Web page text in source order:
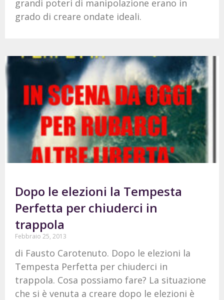
grandi poteri di manipolazione erano in
grado di creare ondate ideali.
Dopo le elezioni la Tempesta
Perfetta per chiuderci in
trappola
Febbraio 25, 2013
di Fausto Carotenuto. Dopo le elezioni la
Tempesta Perfetta per chiuderci in
trappola. Cosa possiamo fare? La situazione
che si è venuta a creare dopo le elezioni è